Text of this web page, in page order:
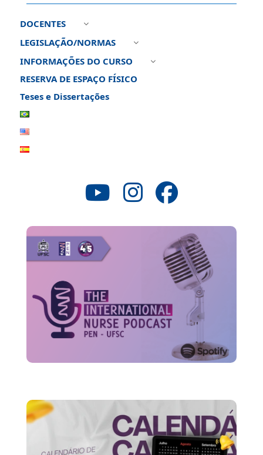
DOCENTES 3
LEGISLAÇÃO/NORMAS 3
INFORMAÇÕES DO CURSO 3
RESERVA DE ESPAÇO FÍSICO
Teses e Dissertações